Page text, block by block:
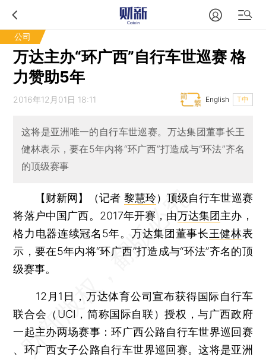
公司
万达主办“环广西”自行车世巡赛 格
力赞助5年
2016年12月01日 18:11 T中
English
这将是亚洲唯一的自行车世巡赛。万达集团董事长王
健林表示，要在5年内将“环广西”打造成与“环法”齐名
的顶级赛事
【财新网】（记者 黎慧玲） 顶级自行车世巡赛
将落户中国广西。2017年开赛，由万达集团主办，
格力电器连续冠名5年。万达集团董事长王健林表
示，要在5年内将“环广西”打造成与“环法”齐名的顶
级赛事。
12月1日，万达体育公司宣布获得国际自行车
联合会（UCI，简称国际自联）授权，与广西政府
一起主办两场赛事：环广西公路自行车世界巡回赛
、环广西女子公路自行车世界巡回赛。这将是亚洲